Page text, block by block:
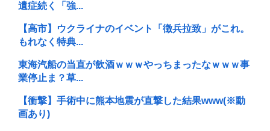
遺症続く「強...
【高市】ウクライナのイベント「徴兵拉致」がこれ。
もれなく特典...
東海汽船の当直が飲酒ｗｗｗやっちまったなｗｗｗ事
業停止ま？草...
【衝撃】手術中に熊本地震が直撃した結果www(※動
画あり)